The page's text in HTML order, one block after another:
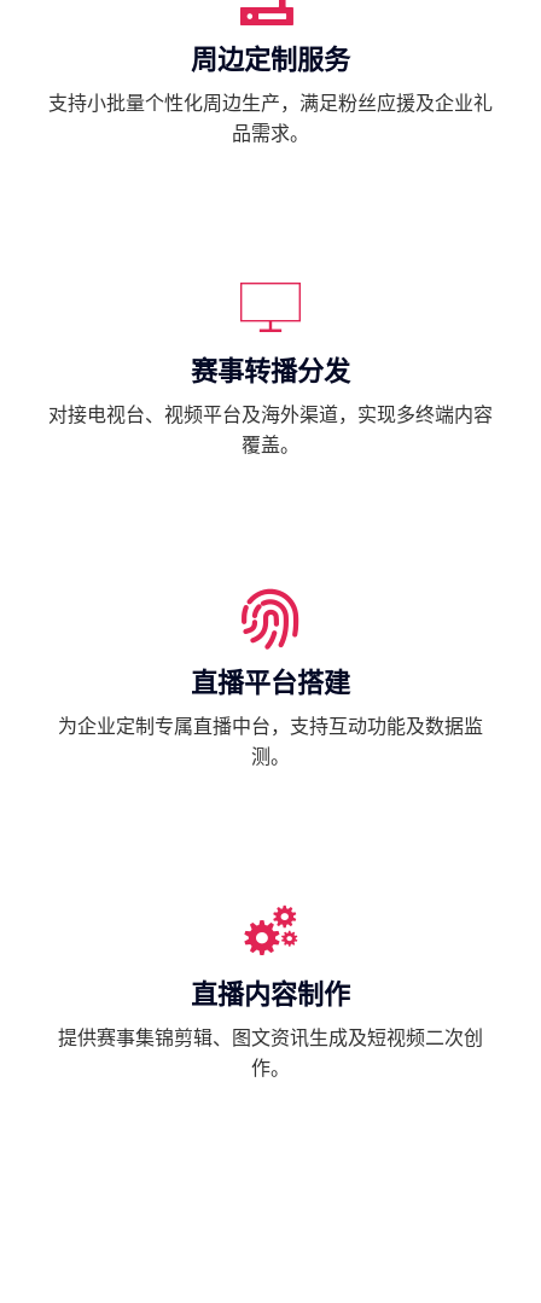
周边定制服务
支持小批量个性化周边生产，满足粉丝应援及企业礼
品需求。
赛事转播分发
对接电视台、视频平台及海外渠道，实现多终端内容
覆盖。
直播平台搭建
为企业定制专属直播中台，支持互动功能及数据监
测。
直播内容制作
提供赛事集锦剪辑、图文资讯生成及短视频二次创
作。